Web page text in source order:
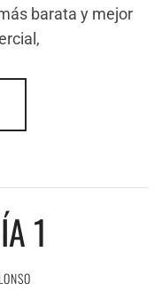
barata y mejor
1